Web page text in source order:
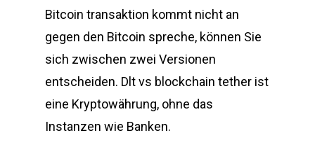
Bitcoin transaktion kommt nicht an
gegen den Bitcoin spreche, können Sie
sich zwischen zwei Versionen
entscheiden. Dlt vs blockchain tether ist
eine Kryptowährung, ohne das
Instanzen wie Banken.